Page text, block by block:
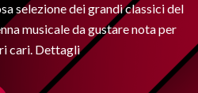
selezione dei grandi classici del
musicale da gustare nota per
cari. Dettagli